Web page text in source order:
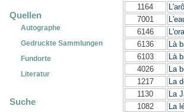
Quellen
Autographe
Gedruckte Sammlungen
Fundorte
Literatur
Suche
1164
7001
6146
6136
Là
6103
Là
4026
La
1217
La
1130
La
1082
La